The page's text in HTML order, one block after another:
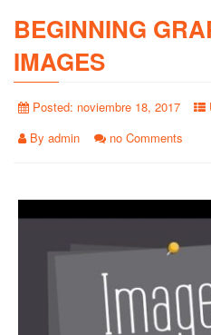
BEGINNING
IMAGES
Posted: noviembre 18, 2017
By admin no Comments